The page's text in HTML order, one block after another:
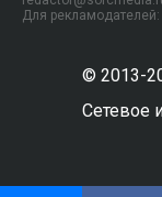
Для
© 2013-
Сетевое